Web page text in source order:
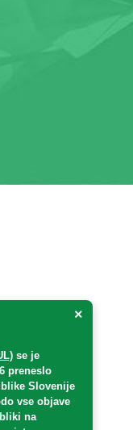
×
se je
preneslo
Slovenije
vse objave
na